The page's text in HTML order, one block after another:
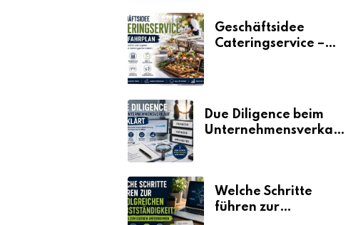
Geschäftsidee
Cateringservice –
Due Diligence beim
Unternehmensverkauf
Welche Schritte
führen zur